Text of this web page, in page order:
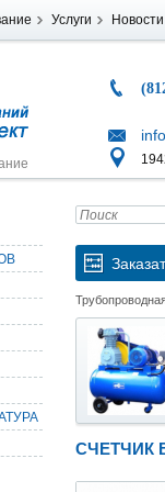
Услуги Новости
СЧЕТЧИК